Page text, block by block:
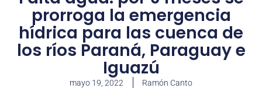
prorroga la emergencia
hídrica para las cuenca de
los ríos Paraná, Paraguay e
Iguazú
mayo 19, 2022 Ramón Canto